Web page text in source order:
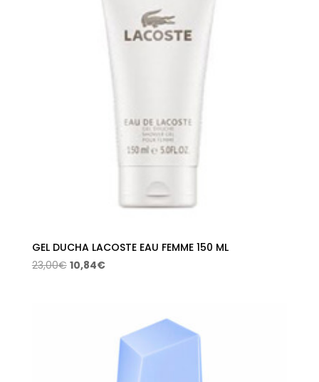
GEL DUCHA LACOSTE EAU FEMME 150 ML
23,00€ El
10,84€El
10,84€.